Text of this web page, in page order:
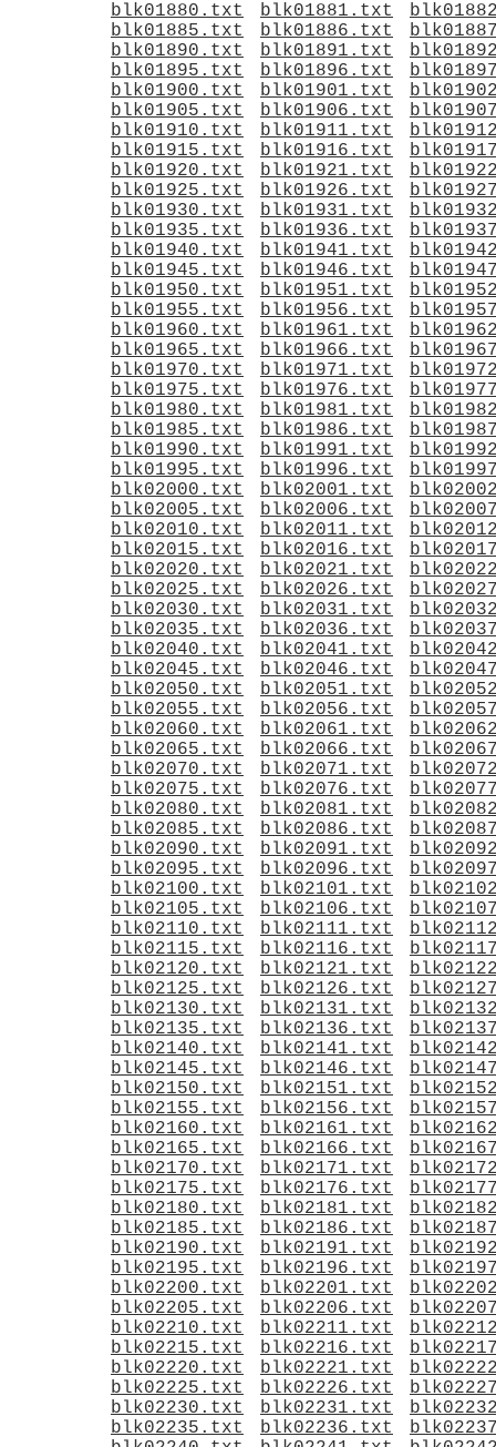
blk01880.txt
blk01881.txt
blk01885.txt
blk01886.txt
blk01890.txt
blk01891.txt
blk01895.txt
blk01896.txt
blk01900.txt
blk01901.txt
blk01905.txt
blk01906.txt
blk01910.txt
blk01911.txt
blk01915.txt
blk01916.txt
blk01920.txt
blk01921.txt
blk01925.txt
blk01926.txt
blk01930.txt
blk01931.txt
blk01935.txt
blk01936.txt
blk01940.txt
blk01941.txt
blk01945.txt
blk01946.txt
blk01950.txt
blk01951.txt
blk01955.txt
blk01956.txt
blk01960.txt
blk01961.txt
blk01965.txt
blk01966.txt
blk01970.txt
blk01971.txt
blk01975.txt
blk01976.txt
blk01980.txt
blk01981.txt
blk01985.txt
blk01986.txt
blk01990.txt
blk01991.txt
blk01995.txt
blk01996.txt
blk02000.txt
blk02001.txt
blk02005.txt
blk02006.txt
blk02010.txt
blk02011.txt
blk02015.txt
blk02016.txt
blk02020.txt
blk02021.txt
blk02025.txt
blk02026.txt
blk02030.txt
blk02031.txt
blk02035.txt
blk02036.txt
blk02040.txt
blk02041.txt
blk02045.txt
blk02046.txt
blk02050.txt
blk02051.txt
blk02055.txt
blk02056.txt
blk02060.txt
blk02061.txt
blk02065.txt
blk02066.txt
blk02070.txt
blk02071.txt
blk02075.txt
blk02076.txt
blk02080.txt
blk02081.txt
blk02085.txt
blk02086.txt
blk02090.txt
blk02091.txt
blk02095.txt
blk02096.txt
blk02100.txt
blk02101.txt
blk02105.txt
blk02106.txt
blk02110.txt
blk02111.txt
blk02115.txt
blk02116.txt
blk02120.txt
blk02121.txt
blk02125.txt
blk02126.txt
blk02130.txt
blk02131.txt
blk02135.txt
blk02136.txt
blk02140.txt
blk02141.txt
blk02145.txt
blk02146.txt
blk02150.txt
blk02151.txt
blk02155.txt
blk02156.txt
blk02160.txt
blk02161.txt
blk02165.txt
blk02166.txt
blk02170.txt
blk02171.txt
blk02175.txt
blk02176.txt
blk02180.txt
blk02181.txt
blk02185.txt
blk02186.txt
blk02190.txt
blk02191.txt
blk02195.txt
blk02196.txt
blk02200.txt
blk02201.txt
blk02205.txt
blk02206.txt
blk02210.txt
blk02211.txt
blk02215.txt
blk02216.txt
blk02220.txt
blk02221.txt
blk02225.txt
blk02226.txt
blk02230.txt
blk02231.txt
blk02235.txt
blk02236.txt